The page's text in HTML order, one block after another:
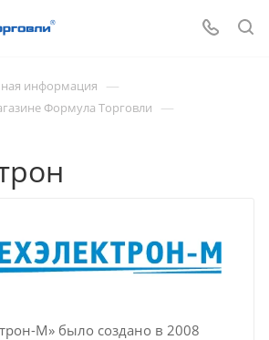
информация —
Формула Торговли —
М» было создано в 2008